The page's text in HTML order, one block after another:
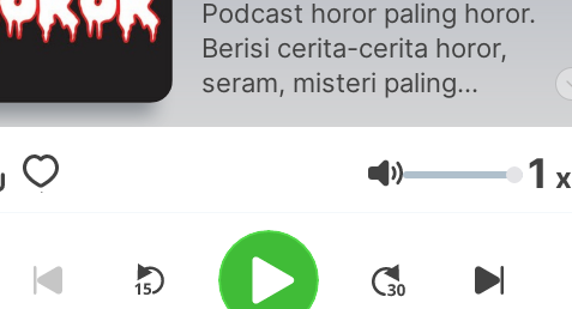
Podcast horor paling horor.
Berisi cerita-cerita horor,
seram, misteri paling
kalian yang berani takut.
Kerjasama, hubungi email:
Donasi dan support untuk
kemajuan channel ini, silahkan
Głośność 1 x